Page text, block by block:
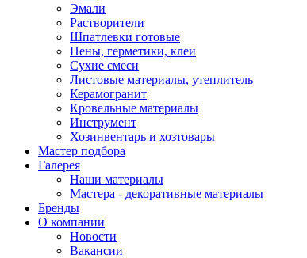
Эмали
Растворители
Шпатлевки готовые
Пены, герметики, клеи
Сухие смеси
Листовые материалы, утеплитель
Керамогранит
Кровельные материалы
Инструмент
Хозинвентарь и хозтовары
Мастер подбора
Галерея
Наши материалы
Мастера - декоративные материалы
Бренды
О компании
Новости
Вакансии